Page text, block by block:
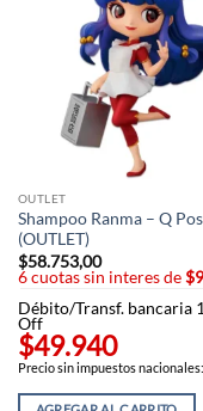
OUTLET
Shampoo Ranma – Q
(OUTLET)
$58.753,00
6 cuotas sin interes de
Débito/Transf. bancaria
Off
$49.940
Precio sin impuestos